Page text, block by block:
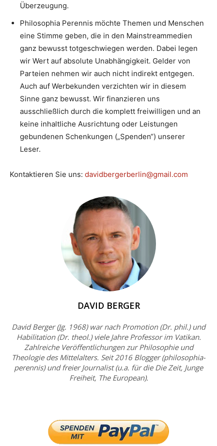
Überzeugung.
Philosophia Perennis möchte Themen und Menschen
eine Stimme geben, die in den Mainstreammedien
ganz bewusst totgeschwiegen werden. Dabei legen
wir Wert auf absolute Unabhängigkeit. Gelder von
Parteien nehmen wir auch nicht indirekt entgegen.
Auch auf Werbekunden verzichten wir in diesem
Sinne ganz bewusst. Wir finanzieren uns
ausschließlich durch die komplett freiwilligen und an
keine inhaltliche Ausrichtung oder Leistungen
gebundenen Schenkungen („Spenden“) unserer
Leser.
Kontaktieren Sie uns: davidbergerberlin@gmail.com
DAVID BERGER
David Berger (Jg. 1968) war nach Promotion (Dr. phil.) und
Habilitation (Dr. theol.) viele Jahre Professor im Vatikan.
Zahlreiche Veröffentlichungen zur Philosophie und
Theologie des Mittelalters. Seit 2016 Blogger (philosophia-
perennis) und freier Journalist (u.a. für die Die Zeit, Junge
Freiheit, The European).